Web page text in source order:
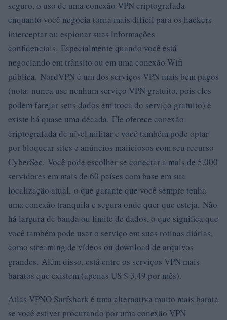
seguro, o uso de uma conexão VPN criptografada
enquanto você negocia torna mais difícil para os hackers
interceptar ou espionar suas informações
confidenciais. Especialmente quando você está
negociando em trânsito ou em uma conexão Wifi
pública. NordVPN é um dos serviços VPN mais bem pagos
(nota: nunca use nenhum serviço VPN gratuito, pois eles
podem farejar seus dados em troca do serviço gratuito) e
existe há quase uma década. Ele oferece conexão
criptografada de nível militar e você também pode optar
por bloquear sites e anúncios maliciosos com seu recurso
CyberSec. Você pode escolher se conectar a mais de 5.000
servidores em mais de 60 países com base em sua
localização atual, o que garante que você sempre tenha
uma conexão tranquila e segura onde quer que esteja. Não
há largura de banda ou limite de dados, o que significa que
você também pode usar o serviço em suas rotinas diárias,
como streaming de vídeos ou download de arquivos
grandes. Além disso, está entre os serviços VPN mais
baratos que existem (apenas US $ 3,49 por mês).
Atlas VPNO Surfshark é uma alternativa muito mais barata
se você estiver procurando por uma conexão VPN